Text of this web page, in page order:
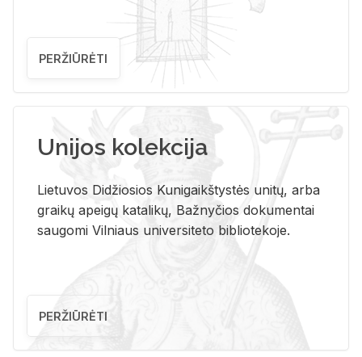
PERŽIŪRĖTI
Unijos kolekcija
Lietuvos Didžiosios Kunigaikštystės unitų, arba
graikų apeigų katalikų, Bažnyčios dokumentai
saugomi Vilniaus universiteto bibliotekoje.
PERŽIŪRĖTI